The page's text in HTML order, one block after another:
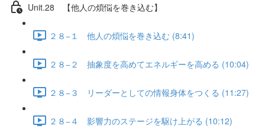
Unit.28 【他人の煩悩を巻き込む】
２８−１ 他人の煩悩を巻き込む (8:41)
２８−２ 抽象度を高めてエネルギーを高める (10:04)
２８−３ リーダーとしての情報身体をつくる (11:27)
２８−４ 影響力のステージを駆け上がる (10:12)